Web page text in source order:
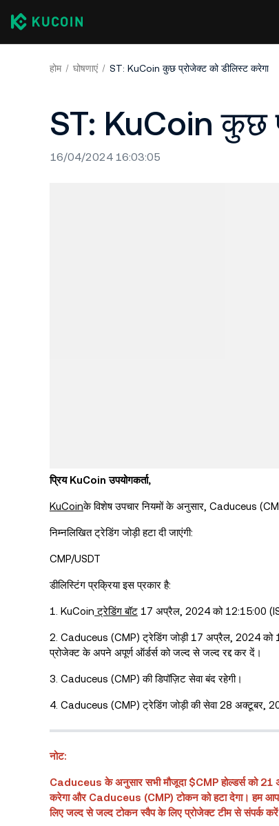
होम घोषणाएं ST: KuCoin कुछ प्रोजेक्ट को डीलिस्ट करेगा
ST: KuCoin कुछ
16/04/2024 16:03:05
प्रिय KuCoin उपयोगकर्ता,
KuCoinके विशेष उपचार नियमों के अनुसार , Caduceus
निम्नलिखित ट्रेडिंग जोड़ी हटा दी जाएंगी:
CMP/USDT
डीलिस्टिंग प्रक्रिया इस प्रकार है:
1. KuCoin ट्रेडिंग बॉट 17 अप्रैल, 2024 को 12:15:00 (IST)
2. Caduceus (CMP) ट्रेडिंग जोड़ी 17 अप्रैल, 2024 को
प्रोजेक्ट के अपने अपूर्ण ऑर्डर्स को जल्द से जल्द रद्द कर दें।
3. Caduceus (CMP) की डिपॉज़िट सेवा बंद रहेगी।
4. Caduceus (CMP) ट्रेडिंग जोड़ी की सेवा 28 अक्टूबर,
नोट:
Caduceus के अनुसार सभी मौजूदा $CMP होल्डर्स को
करेगा और Caduceus (CMP) टोकन को हटा देगा। हम
लिए जल्द से जल्द टोकन स्वैप के लिए प्रोजेक्ट टीम से संपर्क